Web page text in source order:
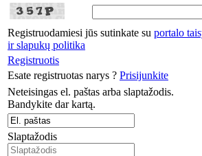
Registruodamiesi jūs sutinkate su portalo
ir slapukų politika
Registruotis
Esate registruotas narys ? Prisijunkite
Neteisingas el. paštas arba slaptažodis.
Bandykite dar kartą.
Slaptažodis